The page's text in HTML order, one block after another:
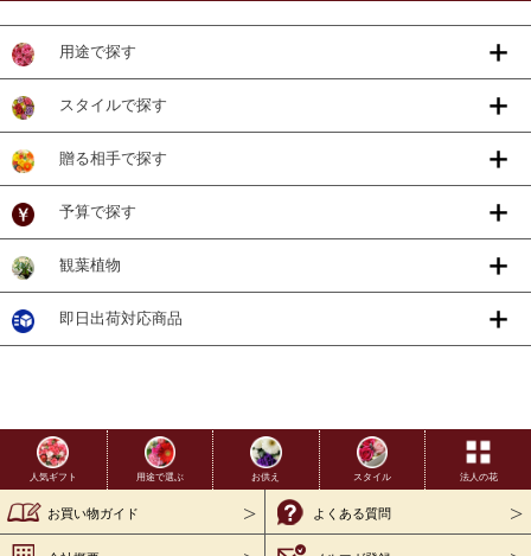
用途で探す
スタイルで探す
贈る相手で探す
予算で探す
観葉植物
即日出荷対応商品
人気ギフト 用途で選ぶ お供え スタイル 法人の花
お買い物ガイド よくある質問